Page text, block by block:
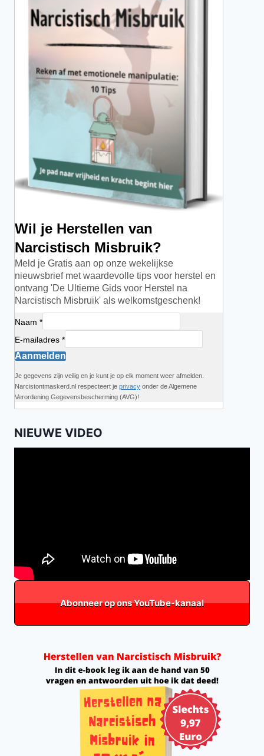
Wil je Herstellen van
Narcistisch Misbruik?
Meld je Gratis aan op onze wekelijkse
nieuwsbrief met waardevolle tips voor herstel en
ontvang 'De Ultieme Gids voor Herstel na
Narcistisch Misbruik' als welkomstgeschenk!
Naam *
E-mailadres *
Aanmelden
Je gegevens zijn veilig en je kunt je op elk moment weer afmelden.
Narcistontmaskerd.nl respecteert je privacy onder de Algemene
Verordening Gegevensbescherming (AVG)!
NIEUWE VIDEO
Abonneer op ons YouTube-kanaal